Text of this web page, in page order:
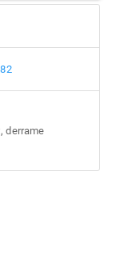
derrame